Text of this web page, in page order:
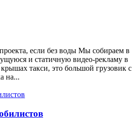
если без воды Мы собираем в
и статичную видео-рекламу в
такси, это большой грузовик с
на...